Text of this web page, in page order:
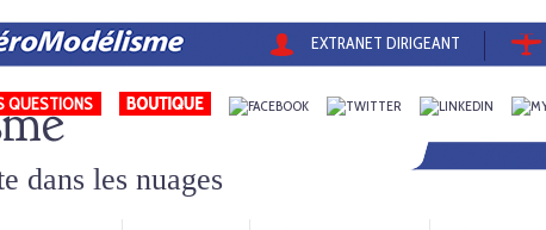
EXTRANET DIRIGEANT
QUESTIONS
dans les nuages